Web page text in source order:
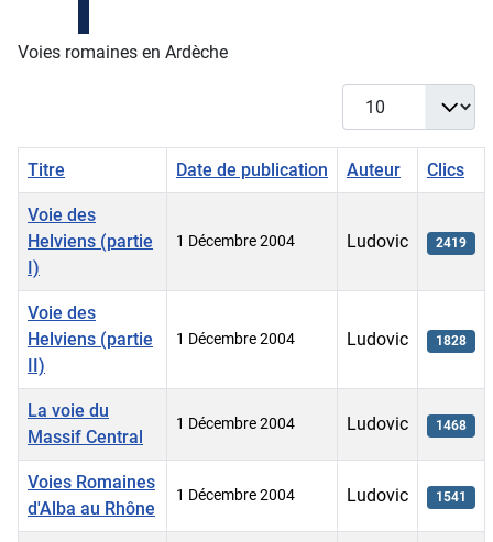
Voies romaines en Ardèche
Afficher #
Titre Date de publication Auteur Clics
Voie des
Helviens (partie
I)
1 Décembre 2004 Ludovic 2419
Voie des
Helviens (partie
II)
1 Décembre 2004 Ludovic 1828
La voie du
Massif Central
1 Décembre 2004 Ludovic 1468
Voies Romaines
d'Alba au Rhône
1 Décembre 2004 Ludovic 1541